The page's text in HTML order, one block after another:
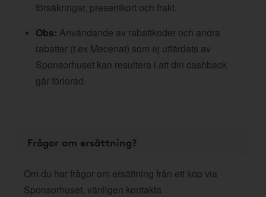
försäkringar, presentkort och frakt.
Obs: Användande av rabattkoder och andra
rabatter (t ex Mecenat) som ej utfärdats av
Sponsorhuset kan resultera i att din cashback
går förlorad.
Frågor om ersättning?
Om du har frågor om ersättning från ett köp via
Sponsorhuset, vänligen kontakta